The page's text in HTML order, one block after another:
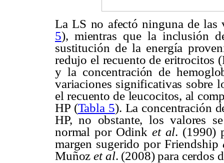
La LS no afectó ninguna de las
5), mientras que la inclusión
sustitución de la energía
redujo el recuento de eritrocitos
y la concentración de
variaciones significativas
el recuento de leucocitos, al
HP (Tabla 5). La concentración
HP, no obstante, los valores
normal por Odink et al. (1990)
margen sugerido por Friendship
Muñozet al. (2008) para cerdos